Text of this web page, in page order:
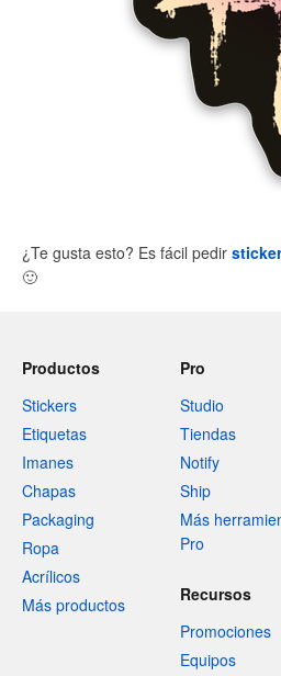
¿Te gusta esto? Es fácil pedir
🙂
Productos
Stickers
Etiquetas
Imanes
Chapas
Packaging
Ropa
Acrílicos
Más productos
Pro
Studio
Tiendas
Notify
Ship
Más
Pro
Recursos
Promociones
Equipos